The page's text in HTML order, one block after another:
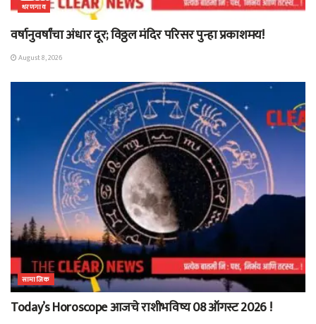
धरणगाव
वर्षानुवर्षांचा अंधार दूर; विठ्ठल मंदिर परिसर पुन्हा प्रकाशमय!
August 8, 2026
सामाजिक
Today’s Horoscope आजचे राशीभविष्य 08 ऑगस्ट 2026 !